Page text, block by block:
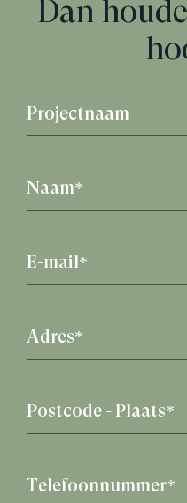
Dan
Projectnaam